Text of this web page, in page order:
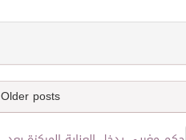
Older posts